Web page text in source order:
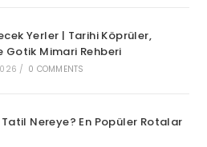
Yerler | Tarihi Köprüler,
Gotik Mimari Rehberi
/ 0 COMMENTS
Tatil Nereye? En Popüler Rotalar